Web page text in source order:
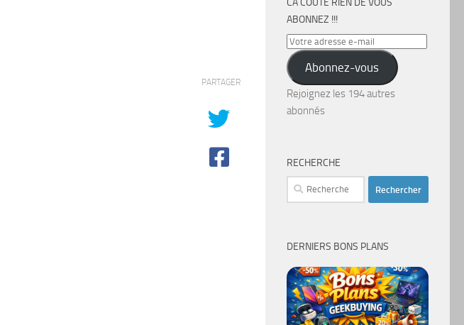
PARTAGER
CA COÛTE RIEN DE VOUS
ABONNEZ !!!
Votre
adresse
e-
mail
Abonnez-vous
Rejoignez les 194 autres
abonnés
RECHERCHE
Rechercher :
DERNIERS BONS PLANS